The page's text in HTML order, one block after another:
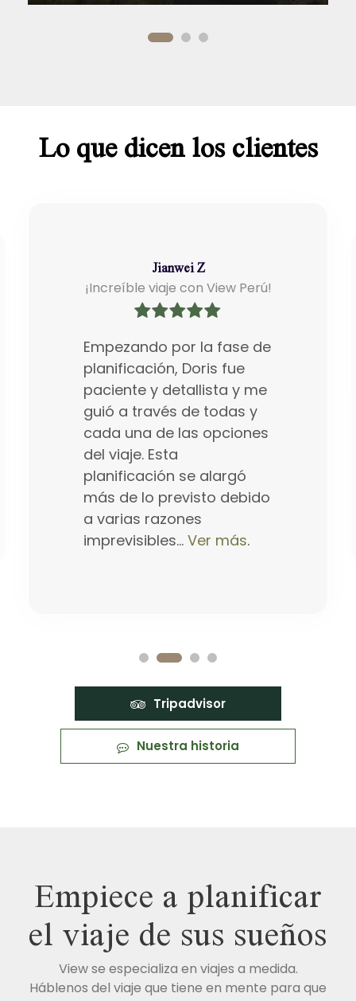
Lo que dicen los clientes
Jianwei Z
¡Increíble viaje con View Perú!
Empezando por la fase de
planificación, Doris fue
paciente y detallista y me
guió a través de todas y
cada una de las opciones
del viaje. Esta
planificación se alargó
más de lo previsto debido
a varias razones
imprevisibles... Ver más.
Tripadvisor
Nuestra historia
Empiece a planificar
el viaje de sus sueños
View se especializa en viajes a medida.
Háblenos del viaje que tiene en mente para que